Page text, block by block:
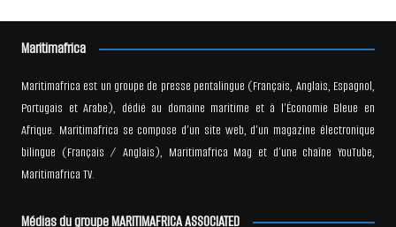
Maritimafrica
Maritimafrica est un groupe de presse pentalingue (Français, Anglais, Espagnol,
Portugais et Arabe), dédié au domaine maritime et à l’Économie Bleue en
Afrique. Maritimafrica se compose d’un site web, d’un magazine électronique
bilingue (Français / Anglais), Maritimafrica Mag et d’une chaîne YouTube,
Maritimafrica TV.
Médias du groupe MARITIMAFRICA ASSOCIATED